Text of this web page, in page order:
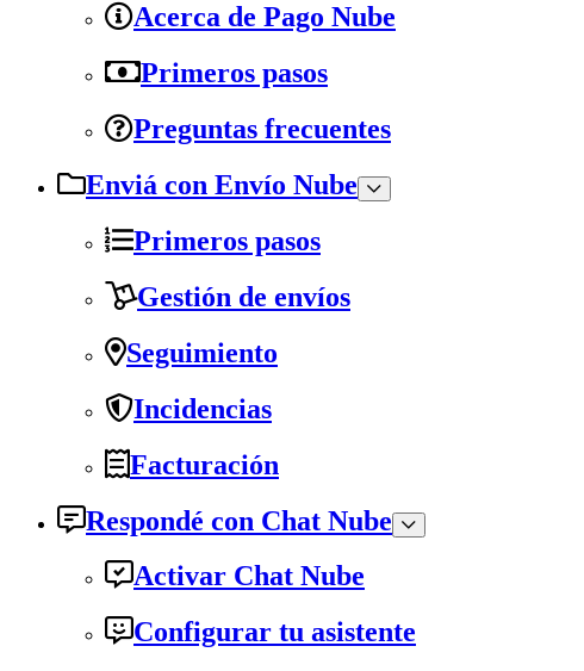
Acerca de Pago Nube
Primeros pasos
Preguntas frecuentes
Enviá con Envío Nube
Primeros pasos
Gestión de envíos
Seguimiento
Incidencias
Facturación
Respondé con Chat Nube
Activar Chat Nube
Configurar tu asistente